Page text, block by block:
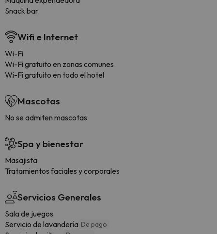
Snack bar
Wifi e Internet
Wi-Fi
Wi-Fi gratuito en zonas comunes
Wi-Fi gratuito en todo el hotel
Mascotas
No se admiten mascotas
Spa y bienestar
Masajista
Tratamientos faciales y corporales
Servicios Generales
Sala de juegos
Servicio de lavandería De pago